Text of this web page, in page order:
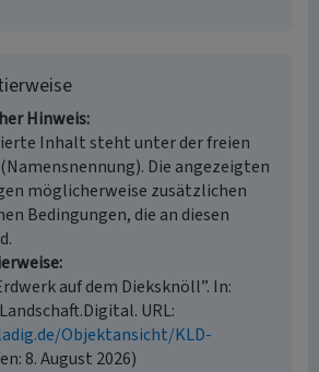
Hinweis
Inhalt steht unter der freien
(Namensnennung). Die angezeigten
möglicherweise zusätzlichen
Bedingungen, die an diesen
auf dem Dieksknöll”. In:
URL:
Objektansicht/KLD-
8. August 2026)